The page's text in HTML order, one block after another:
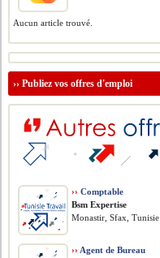
Aucun article trouvé.
››Publiez vos offres d'emploi
›› Comptable
Bsm Expertise
Monastir, Sfax, Tunisie
›› Agent de Bureau